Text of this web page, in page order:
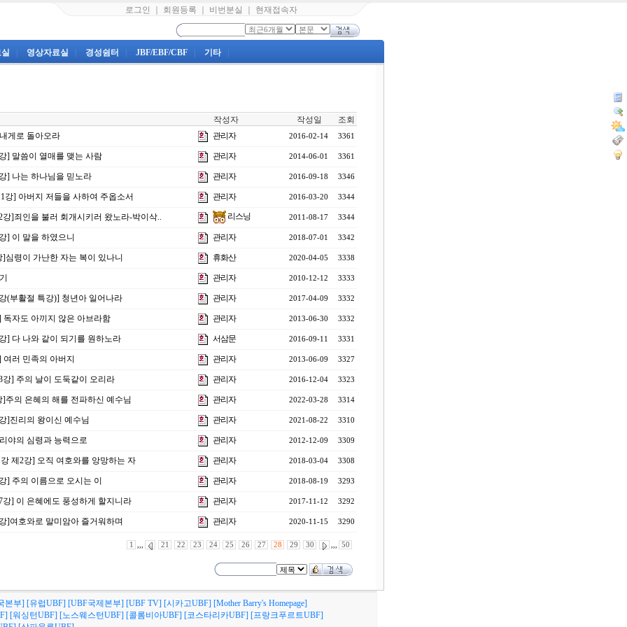
로그인 회원등록 비번분실 현재접속자
영상자료실 경성쉼터 JBF/EBF/CBF 기타
작성자 작성일
조회
게로 돌아오라
관리자 2016-02-14 3361
] 말씀이 열매를 맺는 사람 관리자 2014-06-01 3361
] 나는 하나님을 믿노라 관리자 2016-09-18 3346
강] 아버지 저들을 사하여 주옵소서 관리자 2016-03-20 3344
]죄인을 불러 회개시키러 왔노라-박이삭.. 리스닝 2011-08-17 3344
] 이 말을 하였으니 관리자 2018-07-01 3342
심령이 가난한 자는 복이 있나니 휴화산 2020-04-05 3338
관리자 2010-12-12 3333
(부활절 특강)] 청년아 일어나라 관리자 2017-04-09 3332
자도 아끼지 않은 아브라함 관리자 2013-06-30 3332
] 다 나와 같이 되기를 원하노라 서삼문 2016-09-11 3331
러 민족의 아버지 관리자 2013-06-09 3327
] 주의 날이 도둑같이 오리라 관리자 2016-12-04 3323
주의 은혜의 해를 전파하신 예수님 관리자 2022-03-28 3314
]진리의 왕이신 예수님 관리자 2021-08-22 3310
야의 심령과 능력으로 관리자 2012-12-09 3309
제2강] 오직 여호와를 앙망하는 자 관리자 2018-03-04 3308
] 주의 이름으로 오시는 이 관리자 2018-08-19 3293
] 이 은혜에도 풍성하게 할지니라 관리자 2017-11-12 3292
]여호와로 말미암아 즐거워하며 관리자 2020-11-15 3290
1 ,,, 21 22 23 24 25 26 27 28 29 30 ,,, 50
본부] [유럽UBF] [UBF국제본부] [UBF TV] [시카고UBF] [Mother Barry's Homepage]
[워싱턴UBF] [노스웨스턴UBF] [콜롬비아UBF] [코스타리카UBF] [프랑크푸르트UBF]